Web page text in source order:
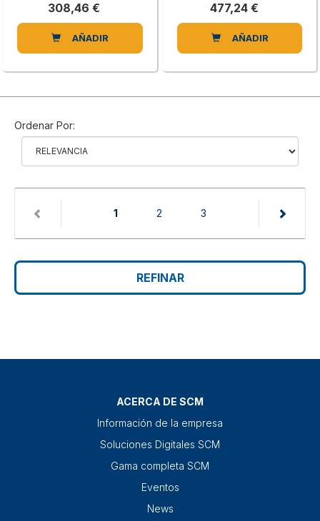
308,46 €
AÑADIR
477,24 €
AÑADIR
Ordenar Por:
1(current)
2 3
REFINAR
ACERCA DE SCM
Información de la empresa
Soluciones Digitales SCM
Gama completa SCM
Eventos
News